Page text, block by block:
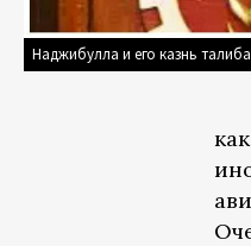
Наджибулла и его казнь